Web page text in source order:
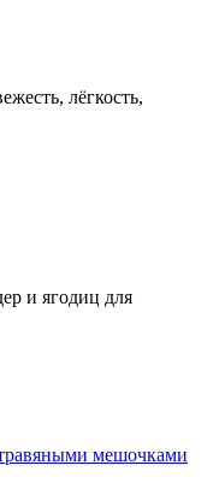
лёгкость,
и ягодиц для
мешочками